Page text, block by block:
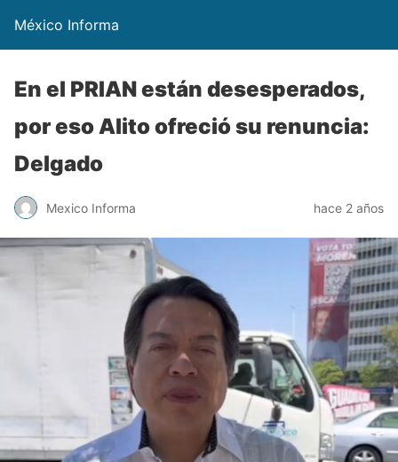
México Informa
En el PRIAN están desesperados,
por eso Alito ofreció su renuncia:
Delgado
Mexico Informa hace 2 años